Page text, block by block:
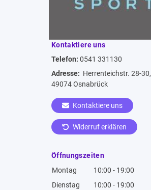
Kontaktiere uns
Telefon: 0541 331130
Adresse: Herrenteichstr. 28-30,
49074 Osnabrück
Kontaktiere uns
Widerruf erklären
Öffnungszeiten
Montag
10:00 - 19:00
Dienstag
10:00 - 19:00